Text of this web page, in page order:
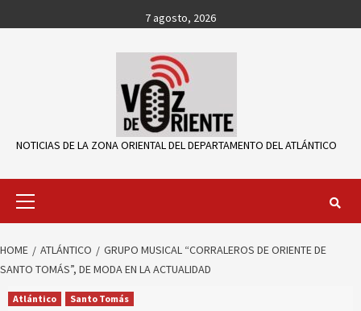
to
7 agosto, 2026
NOTICIAS DE LA ZONA ORIENTAL DEL DEPARTAMENTO DEL ATLÁNTICO
Primary
HOME ATLÁNTICO
GRUPO MUSICAL “CORRALEROS DE ORIENTE DE
SANTO TOMÁS”, DE MODA EN LA ACTUALIDAD
Atlántico Santo Tomás